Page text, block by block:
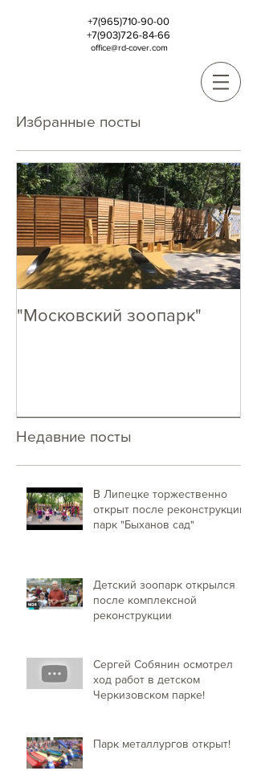
+7(965)710-90-00
+7(903)726-84-66
office@rd-cover.com
Избранные посты
"Московский зоопарк"
Недавние посты
В Липецке торжественно
открыт после реконструкции
парк "Быханов сад"
Детский зоопарк открылся
после комплексной
реконструкции
Сергей Собянин осмотрел
ход работ в детском
Черкизовском парке!
Парк металлургов открыт!